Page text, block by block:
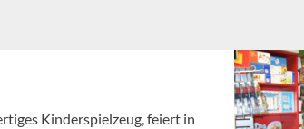
Kinderspielzeug, feiert in